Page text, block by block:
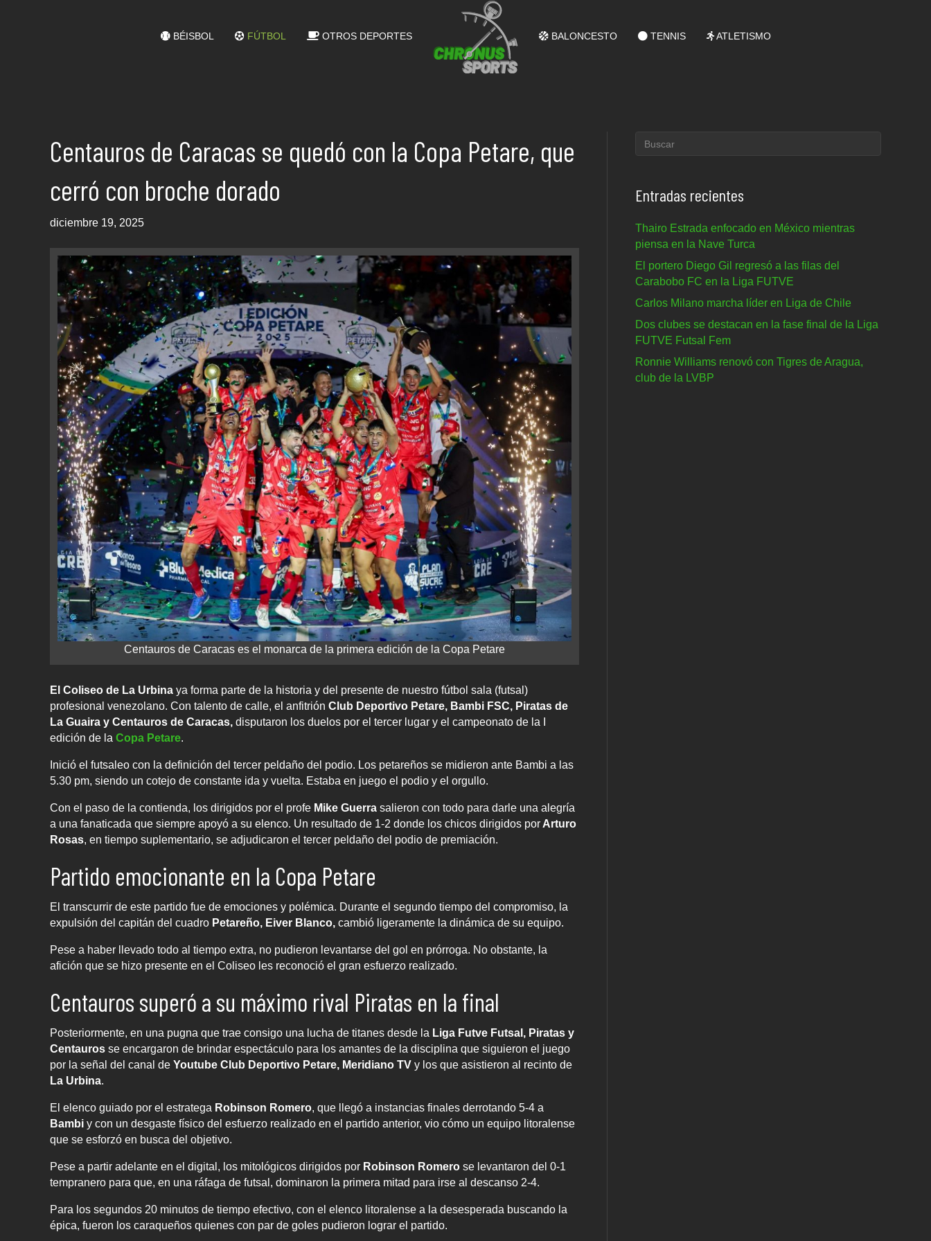
BÉISBOL FÚTBOL OTROS DEPORTES BALONCESTO TENNIS ATLETISMO
Centauros de Caracas se quedó con la Copa Petare, que
cerró con broche dorado
diciembre 19, 2025
Centauros de Caracas es el monarca de la primera edición de la Copa Petare
El Coliseo de La Urbina ya forma parte de la historia y del presente de nuestro fútbol sala (futsal)
profesional venezolano. Con talento de calle, el anfitrión Club Deportivo Petare, Bambi FSC, Piratas de
La Guaira y Centauros de Caracas, disputaron los duelos por el tercer lugar y el campeonato de la I
edición de la Copa Petare.
Inició el futsaleo con la definición del tercer peldaño del podio. Los petareños se midieron ante Bambi a las
5.30 pm, siendo un cotejo de constante ida y vuelta. Estaba en juego el podio y el orgullo.
Con el paso de la contienda, los dirigidos por el profe Mike Guerra salieron con todo para darle una alegría
a una fanaticada que siempre apoyó a su elenco. Un resultado de 1-2 donde los chicos dirigidos por Arturo
Rosas, en tiempo suplementario, se adjudicaron el tercer peldaño del podio de premiación.
Partido emocionante en la Copa Petare
El transcurrir de este partido fue de emociones y polémica. Durante el segundo tiempo del compromiso, la
expulsión del capitán del cuadro Petareño, Eiver Blanco, cambió ligeramente la dinámica de su equipo.
Pese a haber llevado todo al tiempo extra, no pudieron levantarse del gol en prórroga. No obstante, la
afición que se hizo presente en el Coliseo les reconoció el gran esfuerzo realizado.
Centauros superó a su máximo rival Piratas en la final
Posteriormente, en una pugna que trae consigo una lucha de titanes desde la Liga Futve Futsal, Piratas y
Centauros se encargaron de brindar espectáculo para los amantes de la disciplina que siguieron el juego
por la señal del canal de Youtube Club Deportivo Petare, Meridiano TV y los que asistieron al recinto de
La Urbina.
El elenco guiado por el estratega Robinson Romero, que llegó a instancias finales derrotando 5-4 a
Bambi y con un desgaste físico del esfuerzo realizado en el partido anterior, vio cómo un equipo litoralense
que se esforzó en busca del objetivo.
Pese a partir adelante en el digital, los mitológicos dirigidos por Robinson Romero se levantaron del 0-1
tempranero para que, en una ráfaga de futsal, dominaron la primera mitad para irse al descanso 2-4.
Para los segundos 20 minutos de tiempo efectivo, con el elenco litoralense a la desesperada buscando la
épica, fueron los caraqueños quienes con par de goles pudieron lograr el partido.
Entradas recientes
Thairo Estrada enfocado en México mientras
piensa en la Nave Turca
El portero Diego Gil regresó a las filas del
Carabobo FC en la Liga FUTVE
Carlos Milano marcha líder en Liga de Chile
Dos clubes se destacan en la fase final de la Liga
FUTVE Futsal Fem
Ronnie Williams renovó con Tigres de Aragua,
club de la LVBP